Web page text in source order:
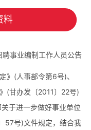
料
事业编制工作人员公告
》(人事部令第6号)、
(甘办发〔2011〕22号)
于进一步做好事业单位
57号)文件规定，结合我